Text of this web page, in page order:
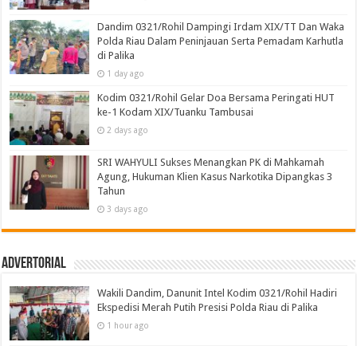
Dandim 0321/Rohil Dampingi Irdam XIX/TT Dan Waka
Polda Riau Dalam Peninjauan Serta Pemadam Karhutla
di Palika
1 day ago
Kodim 0321/Rohil Gelar Doa Bersama Peringati HUT
ke-1 Kodam XIX/Tuanku Tambusai
2 days ago
SRI WAHYULI Sukses Menangkan PK di Mahkamah
Agung, Hukuman Klien Kasus Narkotika Dipangkas 3
Tahun
3 days ago
Advertorial
Wakili Dandim, Danunit Intel Kodim 0321/Rohil Hadiri
Ekspedisi Merah Putih Presisi Polda Riau di Palika
1 hour ago